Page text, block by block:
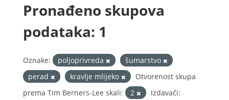
Pronađeno skupova
podataka: 1
Oznake: poljoprivreda
šumarstvo
perad
kravlje mlijeko
Otvorenost skupa
prema Tim Berners-Lee skali:
2
Izdavači: